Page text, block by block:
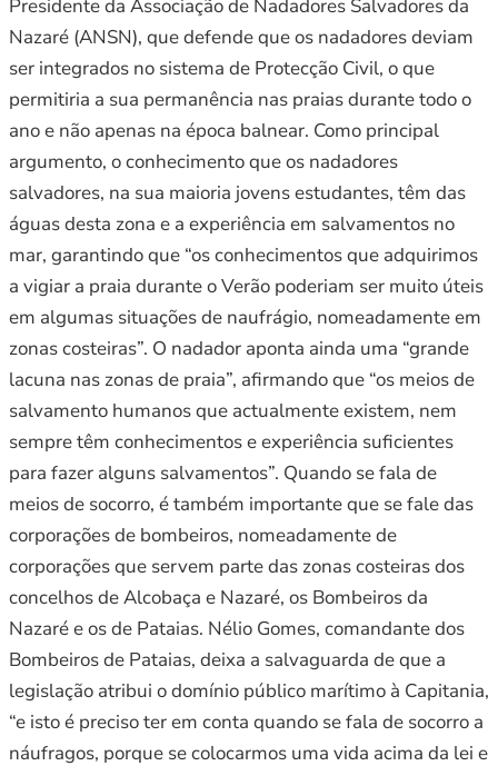
Presidente da Associação de Nadadores Salvadores da
Nazaré (ANSN), que defende que os nadadores deviam
ser integrados no sistema de Protecção Civil, o que
permitiria a sua permanência nas praias durante todo o
ano e não apenas na época balnear. Como principal
argumento, o conhecimento que os nadadores
salvadores, na sua maioria jovens estudantes, têm das
águas desta zona e a experiência em salvamentos no
mar, garantindo que “os conhecimentos que adquirimos
a vigiar a praia durante o Verão poderiam ser muito úteis
em algumas situações de naufrágio, nomeadamente em
zonas costeiras”. O nadador aponta ainda uma “grande
lacuna nas zonas de praia”, afirmando que “os meios de
salvamento humanos que actualmente existem, nem
sempre têm conhecimentos e experiência suficientes
para fazer alguns salvamentos”. Quando se fala de
meios de socorro, é também importante que se fale das
corporações de bombeiros, nomeadamente de
corporações que servem parte das zonas costeiras dos
concelhos de Alcobaça e Nazaré, os Bombeiros da
Nazaré e os de Pataias. Nélio Gomes, comandante dos
Bombeiros de Pataias, deixa a salvaguarda de que a
legislação atribui o domínio público marítimo à Capitania,
“e isto é preciso ter em conta quando se fala de socorro a
náufragos, porque se colocarmos uma vida acima da lei e